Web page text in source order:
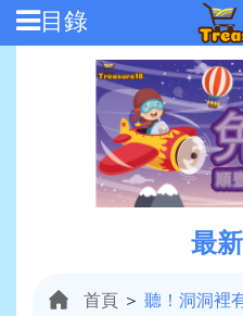
目錄
最
首頁 ＞ 聽！洞洞裡